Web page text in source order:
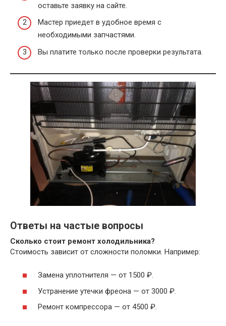
оставьте заявку на сайте.
Мастер приедет в удобное время с
необходимыми запчастями.
Вы платите только после проверки результата.
Ответы на частые вопросы
Сколько стоит ремонт холодильника?
Стоимость зависит от сложности поломки. Например:
Замена уплотнителя — от 1500 ₽.
Устранение утечки фреона — от 3000 ₽.
Ремонт компрессора — от 4500 ₽.